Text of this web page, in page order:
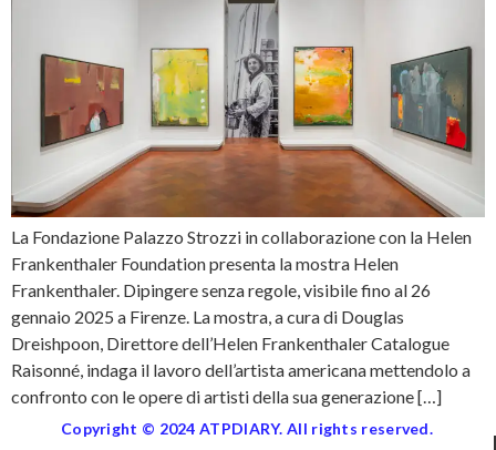
La Fondazione Palazzo Strozzi in collaborazione con la Helen
Frankenthaler Foundation presenta la mostra Helen
Frankenthaler. Dipingere senza regole, visibile fino al 26
gennaio 2025 a Firenze. La mostra, a cura di Douglas
Dreishpoon, Direttore dell’Helen Frankenthaler Catalogue
Raisonné, indaga il lavoro dell’artista americana mettendolo a
confronto con le opere di artisti della sua generazione […]
Copyright © 2024 ATPDIARY. All rights reserved.